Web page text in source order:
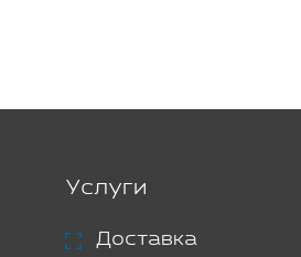
Услуги
Доставка